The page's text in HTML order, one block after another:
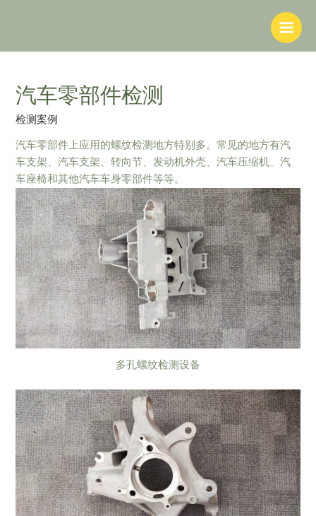
Main
汽车零部件检测
检测案例
汽车零部件上应用的螺纹检测地方特别多。常见的地方有汽
车支架、汽车支架、转向节、发动机外壳、汽车压缩机、汽
车座椅和其他汽车车身零部件等等。
多孔螺纹检测设备